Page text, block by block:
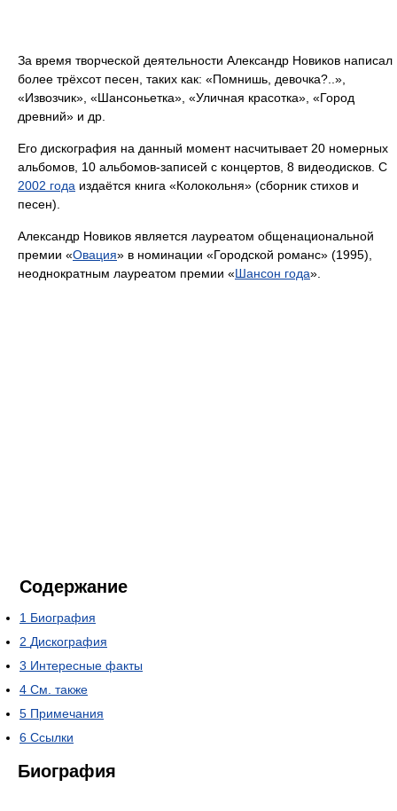
За время творческой деятельности Александр Новиков написал
более трёхсот песен, таких как: «Помнишь, девочка?..»,
«Извозчик», «Шансоньетка», «Уличная красотка», «Город
древний» и др.
Его дискография на данный момент насчитывает 20 номерных
альбомов, 10 альбомов-записей с концертов, 8 видеодисков. С
2002 года издаётся книга «Колокольня» (сборник стихов и
песен).
Александр Новиков является лауреатом общенациональной
премии «Овация» в номинации «Городской романс» (1995),
неоднократным лауреатом премии «Шансон года».
Содержание
1 Биография
2 Дискография
3 Интересные факты
4 См. также
5 Примечания
6 Ссылки
Биография